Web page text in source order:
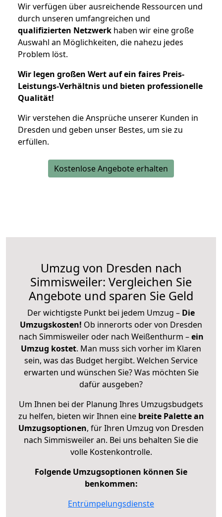
Wir verfügen über ausreichende Ressourcen und
durch unseren umfangreichen und
qualifizierten Netzwerk haben wir eine große
Auswahl an Möglichkeiten, die nahezu jedes
Problem löst.
Wir legen großen Wert auf ein faires Preis-
Leistungs-Verhältnis und bieten professionelle
Qualität!
Wir verstehen die Ansprüche unserer Kunden in
Dresden und geben unser Bestes, um sie zu
erfüllen.
Kostenlose Angebote erhalten
Umzug von Dresden nach
Simmisweiler: Vergleichen Sie
Angebote und sparen Sie Geld
Der wichtigste Punkt bei jedem Umzug – Die
Umzugskosten! Ob innerorts oder von Dresden
nach Simmisweiler oder nach Weißenthurm –ein
Umzug kostet. Man muss sich vorher im Klaren
sein, was das Budget hergibt. Welchen Service
erwarten und wünschen Sie? Was möchten Sie
dafür ausgeben?
Um Ihnen bei der Planung Ihres Umzugsbudgets
zu helfen, bieten wir Ihnen eine breite Palette an
Umzugsoptionen, für Ihren Umzug von Dresden
nach Simmisweiler an. Bei uns behalten Sie die
volle Kostenkontrolle.
Folgende Umzugsoptionen können Sie
benkommen:
Entrümpelungsdienste